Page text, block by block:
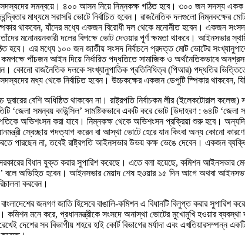
সদস্যদের সমন্বয়ে। ৪০০ আসন নিয়ে নিম্নকক্ষ গঠিত হবে। ৩০০ জন সদস্য একক
মাধ্যমে সরাসরি ভোটে নির্বাচিত হবেন। রাজনৈতিক দলগুলো
থাকবেন, যাঁদের মধ্যে একজন বিরোধী দল থেকে মনোনীত হবেন। একজন
মনোনয়নকারী দলের বিপক্ষে ভোট দেওয়ার পূর্ণ ক্ষমতা থাকবে। আইনসভার
এর মধ্যে ১০০ জন জাতীয় সংসদ নির্বাচনে প্রদত্ত মোট ভোটের
পাঁচজন আইন দিয়ে নির্ধারিত পদ্ধতিতে সামাজিক ও অর্থনৈতিকভাবে
কোনো রাজনৈতিক দলকে সংখ্যানুপাতিক প্রতিনিধিত্ব (পিআর) পদ্ধতির
মধ্য থেকে নির্বাচিত হবেন। উচ্চকক্ষের একজন ডেপুটি স্পিকার থাকবেন,
দুবারের বেশি অধিষ্ঠিত থাকবেন না। রাষ্ট্রপতি নির্বাচকম লীর (ইলেকটোরাল
সমন্বয় কাউন্সিল’ সামষ্টিকভাবে একটি করে ভোট [উদাহরণ : ৬৪টি ‘জেলা
অভিশংসন করা যাবে। নিম্নকক্ষ থেকে অভিশংসন প্রক্রিয়া শুরু হবে।
স্বেচ্ছায় পদত্যাগ করেন বা আস্থা ভোটে হেরে যান কিংবা অন্য কোনো কারণে
না, তবেই রাষ্ট্রপতি আইনসভার উভয় কক্ষ ভেঙে দেবেন। একজন ব্যক্তি
সরকারের বিধান যুক্ত করার সুপারিশ করেছে। এতে বলা হয়েছে, কমিশন আইনসভার
বলে অভিহিত হবেন। আইনসভার মেয়াদ শেষ হওয়ার ১৫ দিন আগে অথবা
করবেন।
জনগণ জাতি হিসেবে বাঙালি-কমিশন এ বিধানটি বিলুপ্ত করার সুপারিশ
কমিশন মনে করে, প্রধানমন্ত্রীকে সংসদে অনাস্থা ভোটের মুখোমুখি হওয়ার
দেশের সব বিভাগীয় শহরে হাই কোর্ট বিভাগের মর্যাদা এবং এখতিয়ারসম্পন্ন